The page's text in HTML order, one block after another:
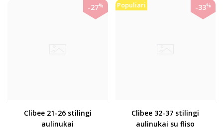
-27%
Clibee 21-26 stilingi
aulinukai
Populiari -33%
Clibee 32-37 stilingi
aulinukai su fliso